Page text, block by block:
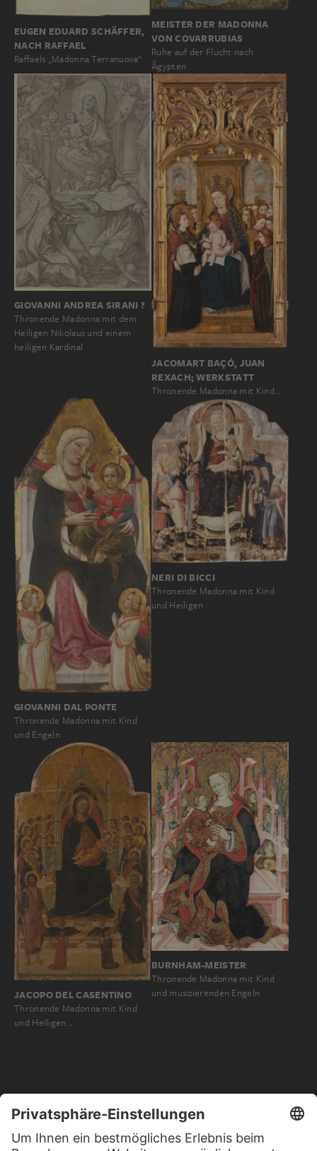
EUGEN EDUARD SCHÄFFER,
NACH RAFFAEL
Raffaels „Madonna Terranuova“
MEISTER DER MADONNA
VON COVARRUBIAS
Ruhe auf der Flucht nach
Ägypten
GIOVANNI ANDREA SIRANI ?
Thronende Madonna mit dem
Heiligen Nikolaus und einem
heiligen Kardinal
JACOMART BAÇÓ, JUAN
REXACH; WERKSTATT
Thronende Madonna mit Kind…
GIOVANNI DAL PONTE
Thronende Madonna mit Kind
und Engeln
NERI DI BICCI
Thronende Madonna mit Kind
und Heiligen
JACOPO DEL CASENTINO
Thronende Madonna mit Kind
und Heiligen…
BURNHAM-MEISTER
Thronende Madonna mit Kind
und musizierenden Engeln